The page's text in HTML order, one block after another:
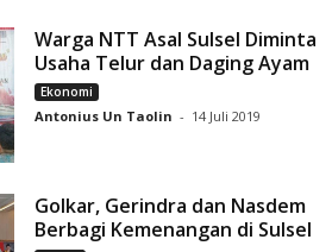
Warga NTT Asal Sulsel Diminta
Usaha Telur dan Daging Ayam
Ekonomi
Antonius Un Taolin - 14 Juli 2019
Golkar, Gerindra dan Nasdem
Berbagi Kemenangan di Sulsel